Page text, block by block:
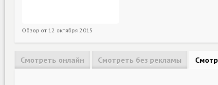
Обзор от 12 октября 2015
Смотреть онлайн Смотреть без рекламы